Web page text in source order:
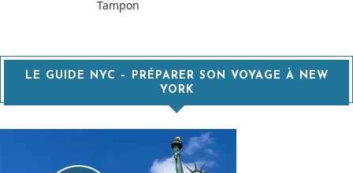
Tampon
LE GUIDE NYC – PRÉPARER SON VOYAGE À NEW
YORK